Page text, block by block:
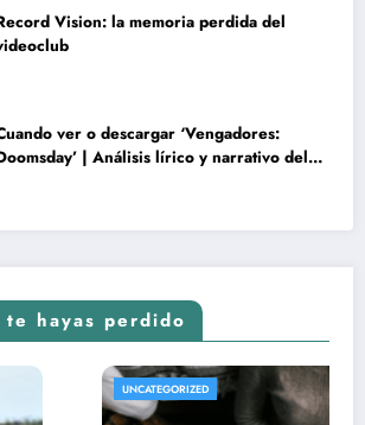
Vision: la memoria perdida del
ver o descargar ‘Vengadores:
| Análisis lírico y narrativo del
te hayas perdido